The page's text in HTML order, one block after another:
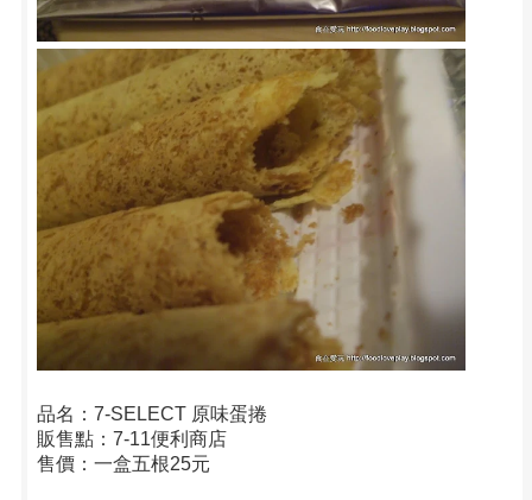
品名：7-SELECT 原味蛋捲
販售點：7-11便利商店
售價：一盒五根25元